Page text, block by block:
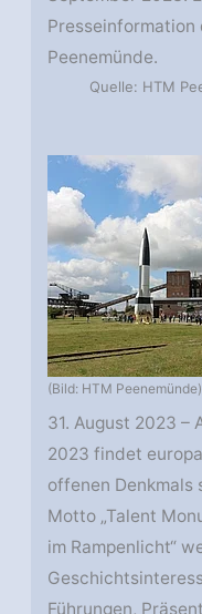
Presseinformation
Peenemünde.
Quelle: HTM
(Bild: HTM Peenemünde)
31. August 2023 –
2023 findet
offenen
Motto „Talent
im Rampenlicht“
Führungen,